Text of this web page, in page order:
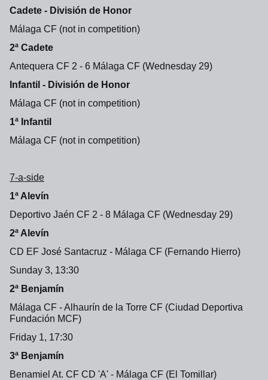
Cadete - División de Honor
Málaga CF (not in competition)
2ª Cadete
Antequera CF 2 - 6 Málaga CF (Wednesday 29)
Infantil - División de Honor
Málaga CF (not in competition)
1ª Infantil
Málaga CF (not in competition)
7-a-side
1ª Alevín
Deportivo Jaén CF 2 - 8 Málaga CF (Wednesday 29)
2ª Alevín
CD EF José Santacruz - Málaga CF (Fernando Hierro)
Sunday 3, 13:30
2ª Benjamín
Málaga CF - Alhaurín de la Torre CF (Ciudad Deportiva
Fundación MCF)
Friday 1, 17:30
3ª Benjamín
Benamiel At. CF CD 'A' - Málaga CF (El Tomillar)